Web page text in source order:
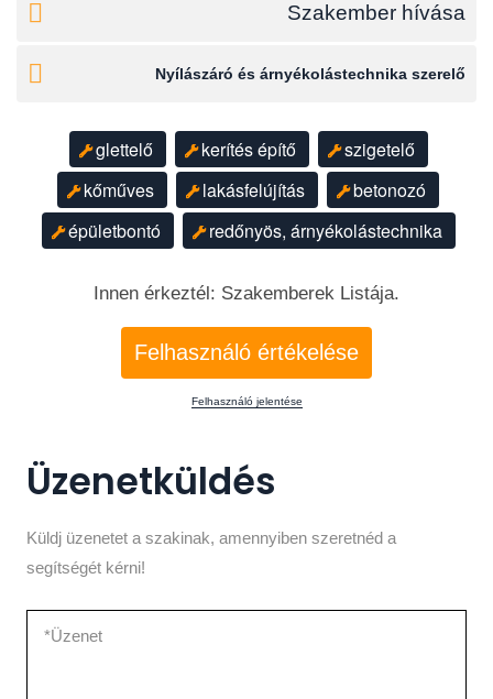
Szakember hívása
Nyílászáró és árnyékolástechnika szerelő
glettelő kerítés építő
szigetelő
kőműves
lakásfelújítás
betonozó
épületbontó
redőnyös, árnyékolástechnika
Innen érkeztél: Szakemberek Listája.
Felhasználó értékelése
Felhasználó jelentése
Üzenetküldés
Küldj üzenetet a szakinak, amennyiben szeretnéd a
segítségét kérni!